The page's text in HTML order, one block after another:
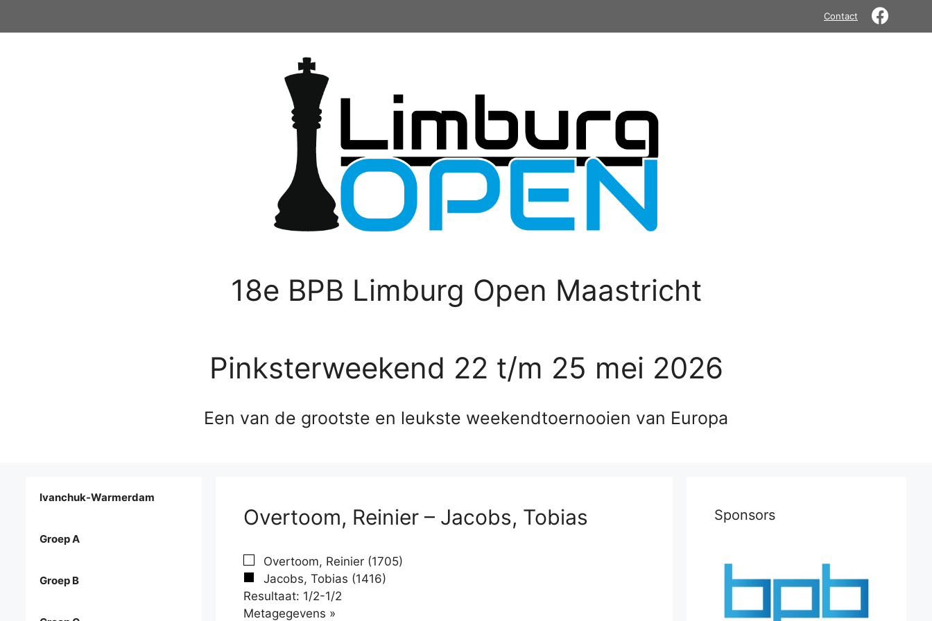
Contact
18e BPB Limburg Open Maastricht
Pinksterweekend 22 t/m 25 mei 2026
Een van de grootste en leukste weekendtoernooien van Europa
Overtoom, Reinier – Jacobs, Tobias
Overtoom, Reinier (1705)
Jacobs, Tobias (1416)
Resultaat: 1/2-1/2
Metagegevens »
Ivanchuk-Warmerdam
Groep A
Groep B
Sponsors